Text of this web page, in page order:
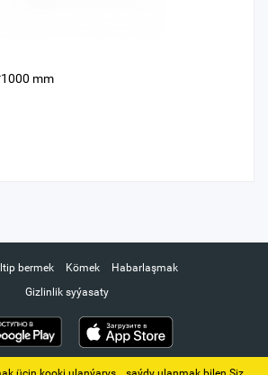
mm
bermek Kömek
Habarlaşmak
Gizlinlik syýasaty